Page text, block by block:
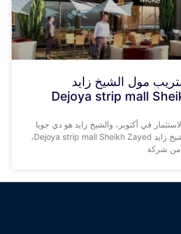
مول الشيخ زايد
Dejoya strip mall
في أكتوبر، والشيخ زايد هو دي جويا
ستريب مول الشيخ زايد Dejoya strip mall Sheikh Zayed،
من شركة